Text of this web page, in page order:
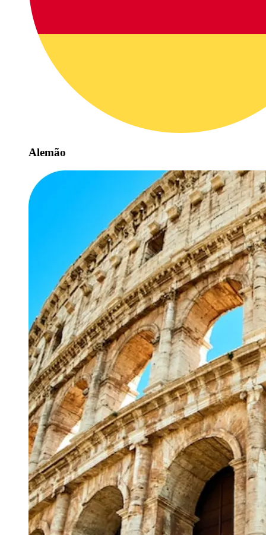
Alemão